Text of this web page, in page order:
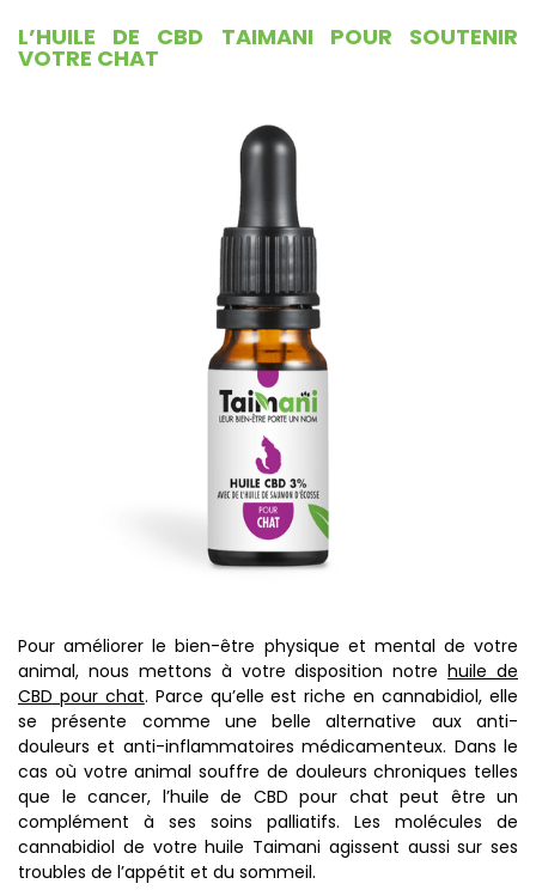
L’HUILE DE CBD TAIMANI POUR SOUTENIR
VOTRE CHAT
Pour améliorer le bien-être physique et mental de votre
animal, nous mettons à votre disposition notrehuile de
CBD pour chat. Parce qu’elle est riche en cannabidiol, elle
se présente comme une belle alternative aux anti-
douleurs et anti-inflammatoires médicamenteux. Dans le
cas où votre animal souffre de douleurs chroniques telles
que le cancer, l’huile de CBD pour chat peut être un
complément à ses soins palliatifs. Les molécules de
cannabidiol de votre huile Taimani agissent aussi sur ses
troubles de l’appétit et du sommeil.